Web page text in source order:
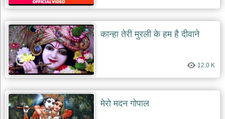
विष्णु
भजन
vishnu
bhajans
बाबा
बालक
नाथ
भजन
baba
balak
nath
bhajans
कान्हा तेरी मुरली के हम है दीवाने
12.0 K
मेरो मदन गोपाल